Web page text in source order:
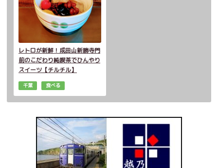
レトロが新鮮！成田山新勝寺門
前のこだわり純喫茶でひんやり
スイーツ【チルチル】
千葉 食べる